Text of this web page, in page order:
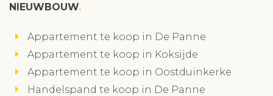
NIEUWBOUW
Appartement te koop in De Panne
Appartement te koop in Koksijde
Appartement te koop in Oostduinkerke
Handelspand te koop in De Panne